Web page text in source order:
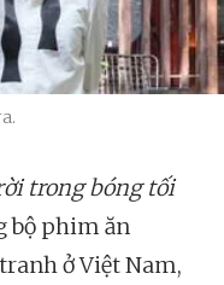
trong bóng tối
bộ phim ăn
ở Việt Nam,